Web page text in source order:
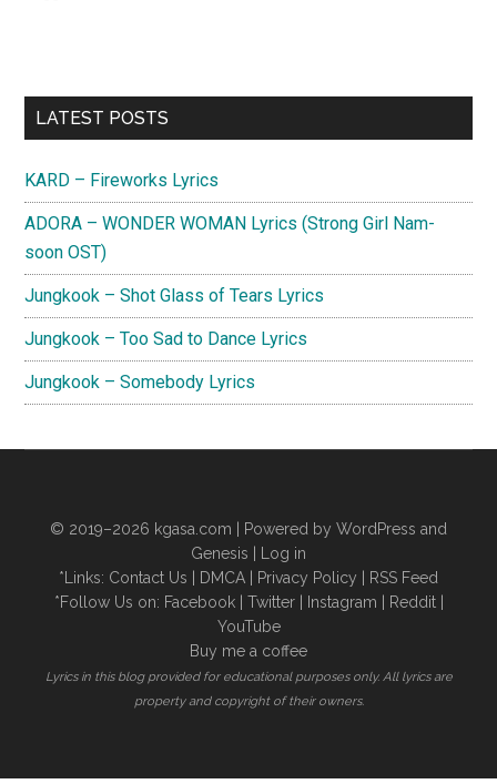
Primary
LATEST POSTS
KARD – Fireworks Lyrics
ADORA – WONDER WOMAN Lyrics (Strong Girl Nam-
soon OST)
Jungkook – Shot Glass of Tears Lyrics
Jungkook – Too Sad to Dance Lyrics
Jungkook – Somebody Lyrics
© 2019–2026 kgasa.com | Powered by WordPress and
Genesis |
Log in
*Links: Contact Us DMCA Privacy Policy
RSS Feed
*Follow Us on: Facebook| Twitter| Instagram Reddit|
YouTube
Buy me a coffee
Lyrics in this blog provided for educational purposes only. All lyrics are
property and copyright of their owners.